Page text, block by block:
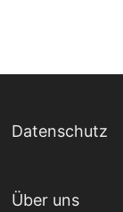
Datenschutz
Über uns